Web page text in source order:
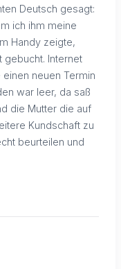
Deutsch gesagt:
ich ihm meine
Handy zeigte,
gebucht. Internet
einen neuen Termin
war leer, da saß
die Mutter die auf
Kundschaft zu
beurteilen und